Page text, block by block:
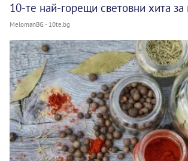
10-те най-горещи световни хита
MelomanBG - 10te.bg